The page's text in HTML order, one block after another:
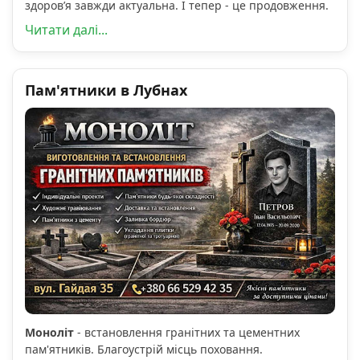
здоров’я завжди актуальна. І тепер - це продовження.
Читати далі...
Пам'ятники в Лубнах
Моноліт - встановлення гранітних та цементних
пам'ятників. Благоустрій місць поховання.